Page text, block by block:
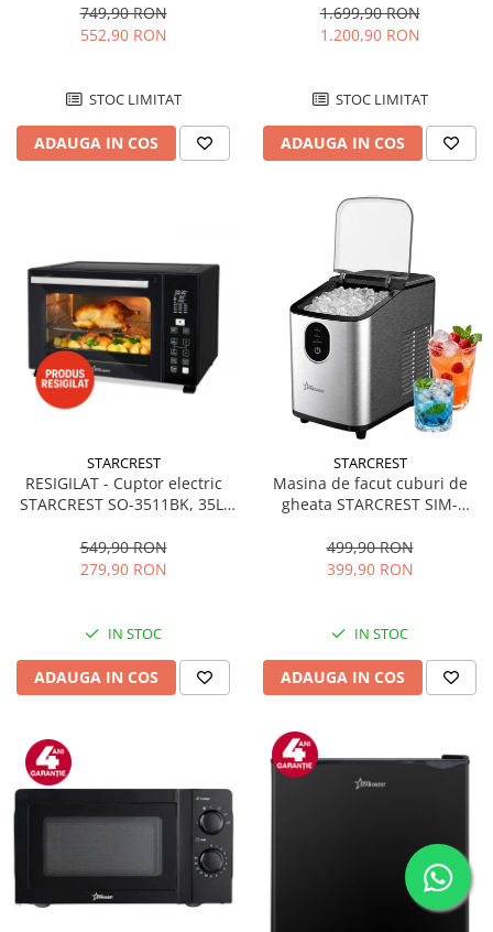
92L, Iluminare interioara,H 83
cm, Alb
749,90 RON
552,90 RON
STOC LIMITAT
ADAUGA IN COS
reglabil, Iluminare LED, H 104
cm, Negru
1.699,90 RON
1.200,90 RON
STOC LIMITAT
ADAUGA IN COS
STARCREST
RESIGILAT - Cuptor electric
STARCREST SO-3511BK, 35L,
Programe predefinite,
Interfata digitala, Negru
549,90 RON
279,90 RON
IN STOC
ADAUGA IN COS
STARCREST
Masina de facut cuburi de
gheata STARCREST SIM-
12Kg/24h, Cos gheata
detasabil, Rezervor apa 0.8 l,
499,90 RON
399,90 RON
IN STOC
ADAUGA IN COS